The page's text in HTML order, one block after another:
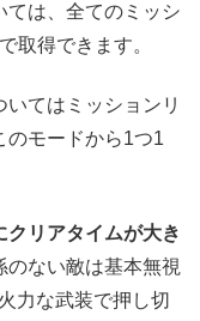
ては、全てのミッシ
取得できます。
てはミッションリ
のモードから1つ1
クリアタイムが大き
のない敵は基本無視
力な武装で押し切